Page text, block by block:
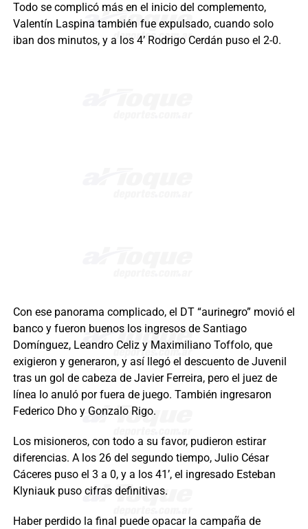
Todo se complicó más en el inicio del complemento,
Valentín Laspina también fue expulsado, cuando solo
iban dos minutos, y a los 4’ Rodrigo Cerdán puso el 2-0.
Con ese panorama complicado, el DT “aurinegro” movió el
banco y fueron buenos los ingresos de Santiago
Domínguez, Leandro Celiz y Maximiliano Toffolo, que
exigieron y generaron, y así llegó el descuento de Juvenil
tras un gol de cabeza de Javier Ferreira, pero el juez de
línea lo anuló por fuera de juego. También ingresaron
Federico Dho y Gonzalo Rigo.
Los misioneros, con todo a su favor, pudieron estirar
diferencias. A los 26 del segundo tiempo, Julio César
Cáceres puso el 3 a 0, y a los 41’, el ingresado Esteban
Klyniauk puso cifras definitivas.
Haber perdido la final puede opacar la campaña de